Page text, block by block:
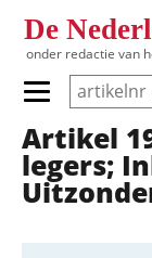
De
onder redactie van
Primair menu
Artikel
legers;